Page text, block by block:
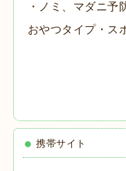
・ノミ、マダニ予
おやつタイプ・ス
携帯サイト